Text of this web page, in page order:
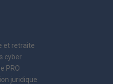
et retraite
cyber
PRO
juridique